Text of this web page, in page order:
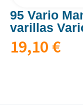
95 Vario
varillas
19,10 €